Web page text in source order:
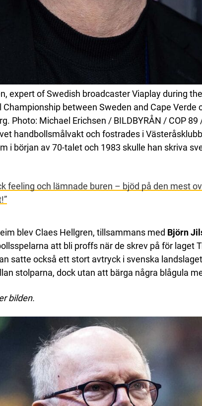
expert of Swedish broadcaster Viaplay during
Championship between Sweden and Cape Verde
Photo: Michael Erichsen / BILDBYRÅN / COP
handbollsmålvakt och fostrades i
i början av 70-talet och 1983 skulle han skriva
feeling och lämnade buren – bjöd på den mest
blev Claes Hellgren, tillsammans med Björn
att bli proffs när de skrev på för laget
satte också ett stort avtryck i svenska
stolparna, dock utan att bärga några blågula
bilden.